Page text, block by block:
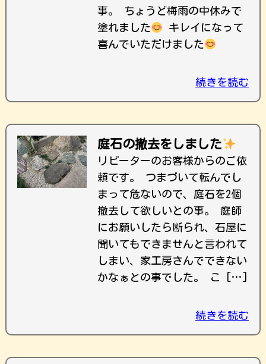
事。 ちょうど梅雨の中休みで
塗れました
キレイになって
喜んでいただけました
続きを読む
庭石の撤去をしました
リピーターのお客様からのご依
頼です。 つまづいて転んでし
まって危ないので、庭石を2個
撤去して欲しいとの事。 庭師
にお願いしたら断られ、石屋に
聞いてもできませんと言われて
しまい、家工房さんでできない
かなぁとの事でした。 こ […]
続きを読む